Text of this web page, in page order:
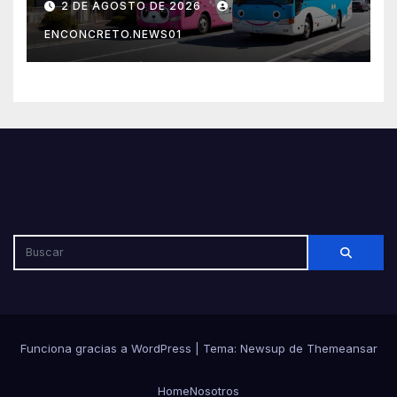
por su seguridad y disciplina
2 DE AGOSTO DE 2026
ENCONCRETO.NEWS01
Funciona gracias a WordPress Tema: Newsup de Themeansar
HomeNosotros